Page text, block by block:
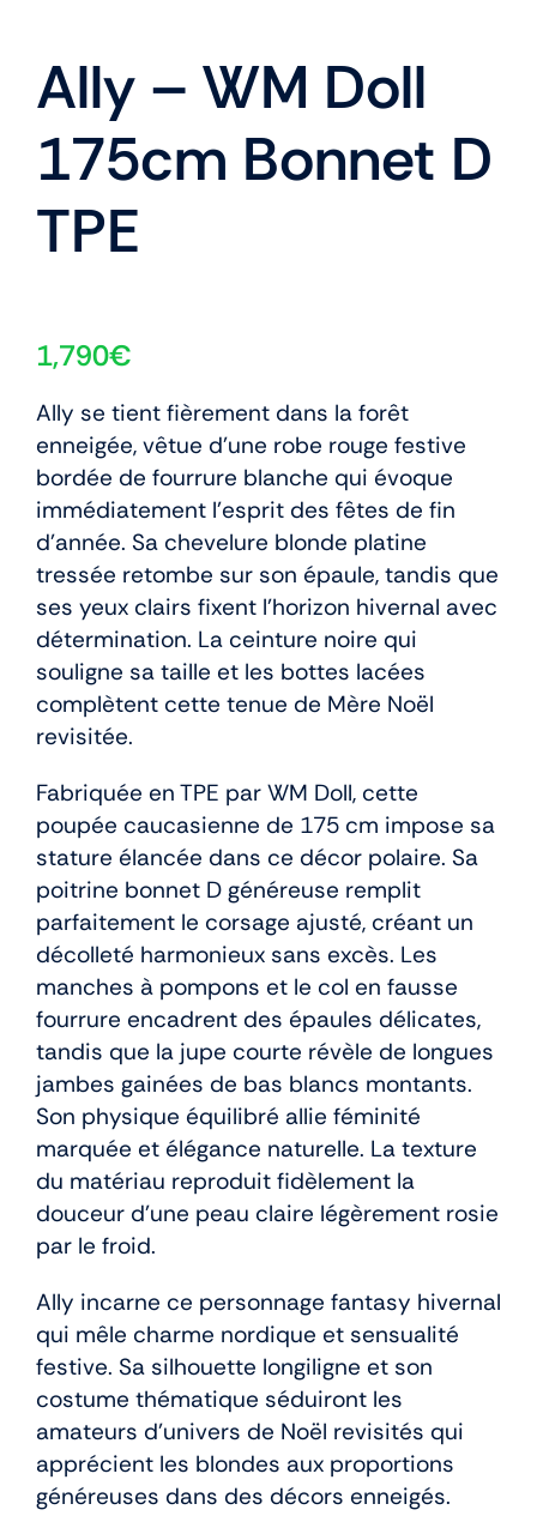
Ally – WM Doll
175cm Bonnet D
TPE
1,790€
Ally se tient fièrement dans la forêt
enneigée, vêtue d’une robe rouge festive
bordée de fourrure blanche qui évoque
immédiatement l’esprit des fêtes de fin
d’année. Sa chevelure blonde platine
tressée retombe sur son épaule, tandis que
ses yeux clairs fixent l’horizon hivernal avec
détermination. La ceinture noire qui
souligne sa taille et les bottes lacées
complètent cette tenue de Mère Noël
revisitée.
Fabriquée en TPE par WM Doll, cette
poupée caucasienne de 175 cm impose sa
stature élancée dans ce décor polaire. Sa
poitrine bonnet D généreuse remplit
parfaitement le corsage ajusté, créant un
décolleté harmonieux sans excès. Les
manches à pompons et le col en fausse
fourrure encadrent des épaules délicates,
tandis que la jupe courte révèle de longues
jambes gainées de bas blancs montants.
Son physique équilibré allie féminité
marquée et élégance naturelle. La texture
du matériau reproduit fidèlement la
douceur d’une peau claire légèrement rosie
par le froid.
Ally incarne ce personnage fantasy hivernal
qui mêle charme nordique et sensualité
festive. Sa silhouette longiligne et son
costume thématique séduiront les
amateurs d’univers de Noël revisités qui
apprécient les blondes aux proportions
généreuses dans des décors enneigés.